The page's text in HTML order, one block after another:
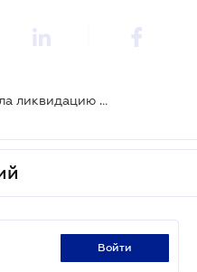
Рада предварительно одобрила ликвидацию налоговой милиции
войти